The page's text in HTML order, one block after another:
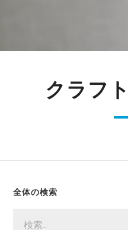
クラフ
全体の検索
索: